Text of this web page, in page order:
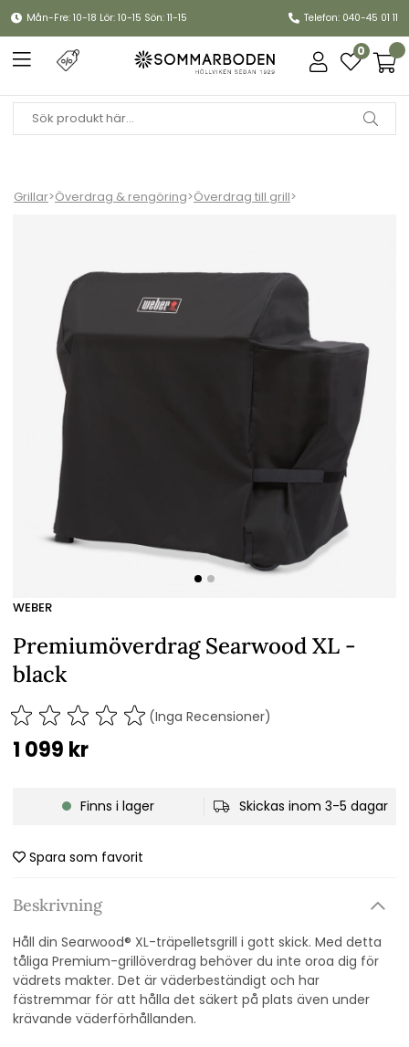
Mån-Fre: 10-18 Lör: 10-15 Sön: 11-15 Telefon: 040-45 01 11
0
Grillar>Överdrag & rengöring>Överdrag till grill>
WEBER
Premiumöverdrag Searwood XL -
black
(Inga Recensioner)
1 099 kr
Finns i lager Skickas inom 3-5 dagar
Spara som favorit
Beskrivning
Håll din Searwood® XL-träpelletsgrill i gott skick. Med detta
tåliga Premium-grillöverdrag behöver du inte oroa dig för
vädrets makter. Det är väderbeständigt och har
fästremmar för att hålla det säkert på plats även under
krävande väderförhållanden.